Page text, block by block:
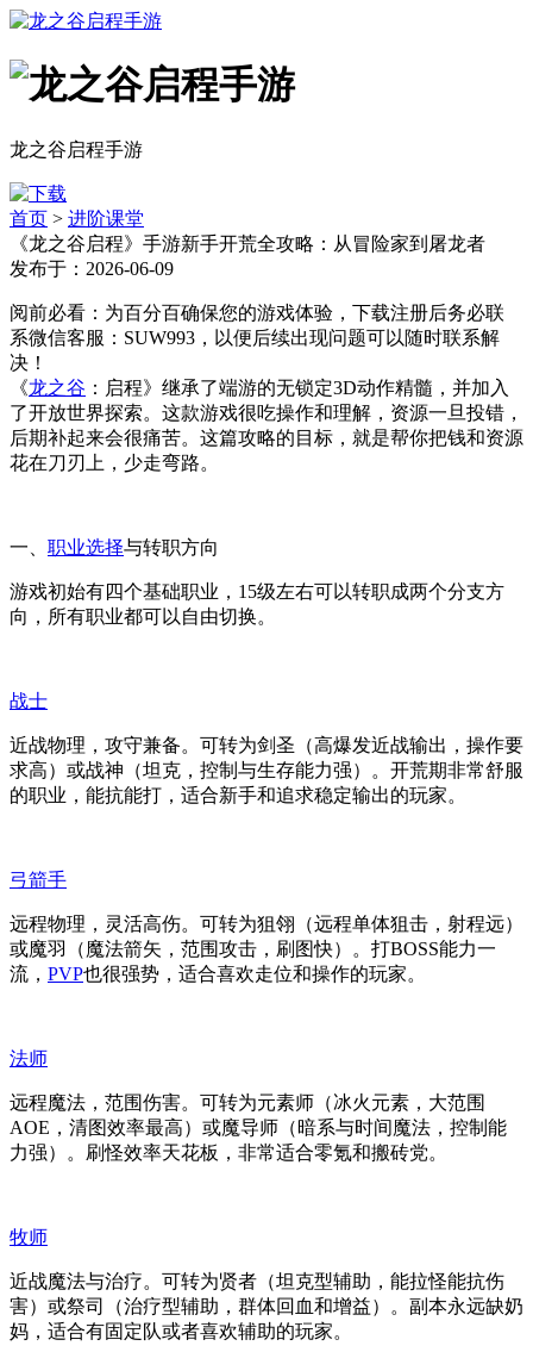
龙之谷启程手游
首页 > 进阶课堂
《龙之谷启程》手游新手开荒全攻略：从冒险家到屠龙者
发布于：2026-06-09
阅前必看：为百分百确保您的游戏体验，下载注册后务必联
系微信客服：SUW993，以便后续出现问题可以随时联系解
决！
《龙之谷 ：启程》继承了端游的无锁定3D动作精髓，并加入
了开放世界探索。这款游戏很吃操作和理解，资源一旦投错，
后期补起来会很痛苦。这篇攻略的目标，就是帮你把钱和资源
花在刀刃上，少走弯路。
一、 职业选择与转职方向
游戏初始有四个基础职业，15级左右可以转职成两个分支方
向，所有职业都可以自由切换。
战士
近战物理，攻守兼备。可转为剑圣（高爆发近战输出，操作要
求高）或战神（坦克，控制与生存能力强）。开荒期非常舒服
的职业，能抗能打，适合新手和追求稳定输出的玩家。
弓箭手
远程物理，灵活高伤。可转为狙翎（远程单体狙击，射程远）
或魔羽（魔法箭矢，范围攻击，刷图快）。打BOSS能力一
流， PVP也很强势，适合喜欢走位和操作的玩家。
法师
远程魔法，范围伤害。可转为元素师（冰火元素，大范围
AOE，清图效率最高）或魔导师（暗系与时间魔法，控制能
力强）。刷怪效率天花板，非常适合零氪和搬砖党。
牧师
近战魔法与治疗。可转为贤者（坦克型辅助，能拉怪能抗伤
害）或祭司（治疗型辅助，群体回血和增益）。副本永远缺奶
妈，适合有固定队或者喜欢辅助的玩家。